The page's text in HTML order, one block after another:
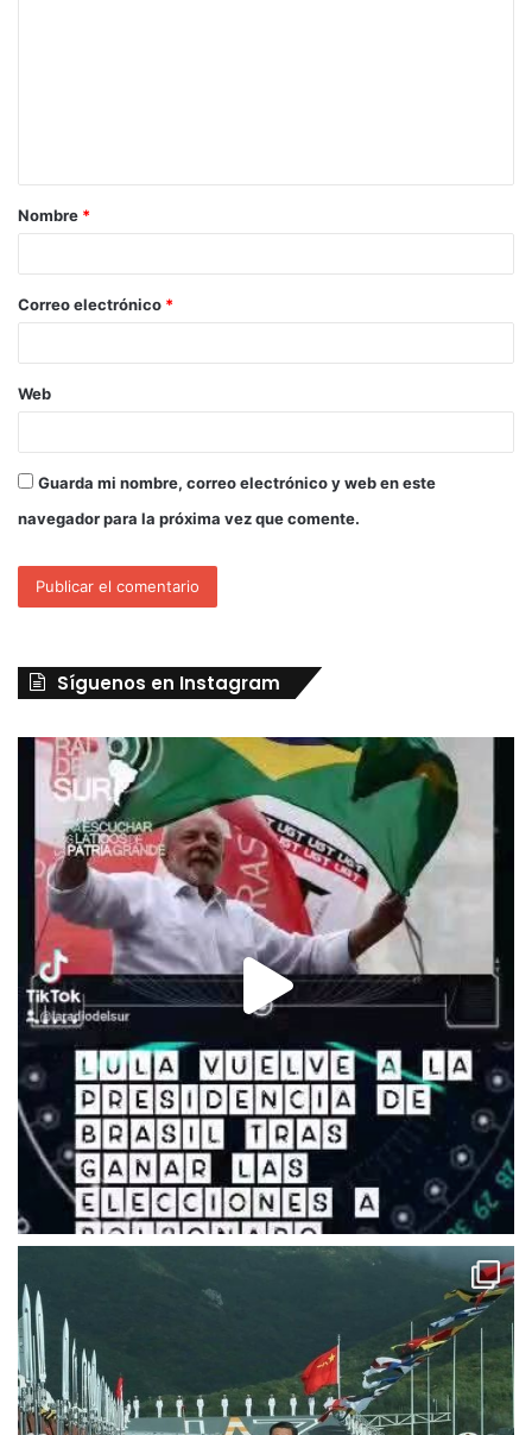
Nombre *
Correo electrónico *
Web
Guarda mi nombre, correo electrónico y web en este
navegador para la próxima vez que comente.
Síguenos en Instagram